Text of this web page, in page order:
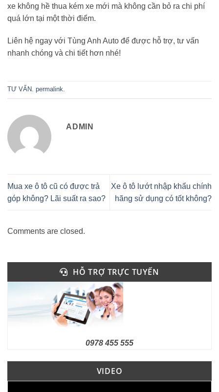
xe không hề thua kém xe mới mà không cần bỏ ra chi phí
quá lớn tại một thời điểm.
Liên hệ ngay với Tùng Anh Auto để được hỗ trợ, tư vấn
nhanh chóng và chi tiết hơn nhé!
TƯ VẤN. permalink.
ADMIN
Mua xe ô tô cũ có được trả
góp không? Lãi suất ra sao?
Xe ô tô lướt nhập khẩu chính
hãng sử dụng có tốt không?
Comments are closed.
HỖ TRỢ TRỰC TUYẾN
0978 455 555
VIDEO